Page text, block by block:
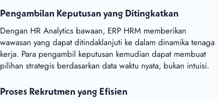
Pengambilan Keputusan yang Ditingkatkan
Dengan HR Analytics bawaan, ERP HRM memberikan
wawasan yang dapat ditindaklanjuti ke dalam dinamika tenaga
kerja. Para pengambil keputusan kemudian dapat membuat
pilihan strategis berdasarkan data waktu nyata, bukan intuisi.
Proses Rekrutmen yang Efisien